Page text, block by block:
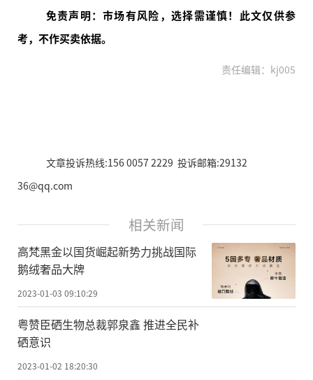
免责声明：市场有风险，选择需谨慎！此文仅供参
考，不作买卖依据。
责任编辑：kj005
文章投诉热线:156 0057 2229 投诉邮箱:29132
36@qq.com
相关新闻
高梵黑金以国货崛起新势力挑战国际
鹅绒奢品大牌
2023-01-03 09:10:29
粤赞臣硒生物总裁郭泉鑫 推进全民补
硒意识
2023-01-02 18:20:30